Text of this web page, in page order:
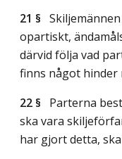
21 §
opartiskt,
därvid följa vad
finns något hinder
22 § Parterna
ska vara
har gjort detta,